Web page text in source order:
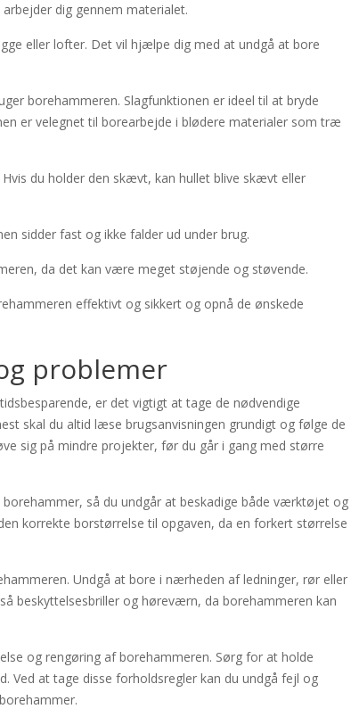
dig gennem materialet.
eller lofter. Det vil hjælpe dig med at undgå at bore
borehammeren. Slagfunktionen er ideel til at bryde
er velegnet til borearbejde i blødere materialer som træ
du holder den skævt, kan hullet blive skævt eller
sidder fast og ikke falder ud under brug.
da det kan være meget støjende og støvende.
effektivt og sikkert og opnå de ønskede
problemer
er det vigtigt at tage de nødvendige
skal du altid læse brugsanvisningen grundigt og følge de
sig på mindre projekter, før du går i gang med større
så du undgår at beskadige både værktøjet og
korrekte borstørrelse til opgaven, da en forkert størrelse
Undgå at bore i nærheden af ledninger, rør eller
beskyttelsesbriller og høreværn, da borehammeren kan
og rengøring af borehammeren. Sørg for at holde
at tage disse forholdsregler kan du undgå fejl og